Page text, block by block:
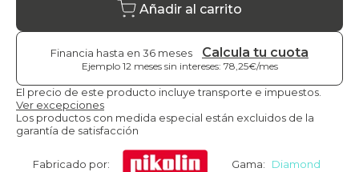
Añadir al carrito
Financia hasta en 36 meses Calcula tu cuota
Ejemplo 12 meses sin intereses: 78,25€/mes
El precio de este producto incluye transporte e impuestos.
Ver excepciones
Los productos con medida especial están excluidos de la
garantía de satisfacción
Fabricado por: Gama: Diamond